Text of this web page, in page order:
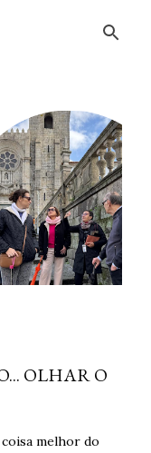
OLHAR O
melhor do